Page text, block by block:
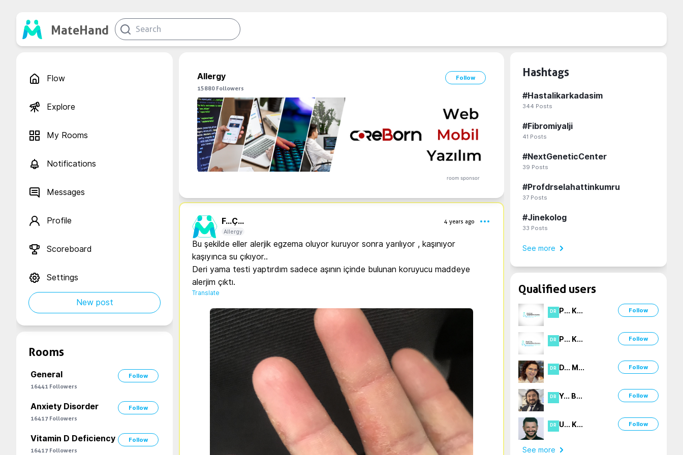
MateHand
Flow
Explore
My Rooms
Notifications
Messages
Profile
Scoreboard
Settings
New post
Rooms
General
Follow
16441 Followers
Anxiety Disorder
Follow
16417 Followers
Vitamin D Deficiency
Follow
16417 Followers
Allergy
Follow
15880 Followers
room sponsor
F...Ç...
4 years ago
Allergy
Bu şekilde eller alerjik egzema oluyor kuruyor sonra yarılıyor , kaşınıyor
kaşıyınca su çıkıyor..
Deri yama testi yaptırdım sadece aşının içinde bulunan koruyucu maddeye
Translate
Hashtags
#Hastalikarkadasim
344 Posts
#Fibromiyalji
41 Posts
#NextGeneticCenter
39 Posts
#Profdrselahattinkumru
37 Posts
#Jinekolog
33 Posts
See more
Qualified users
DR P... K... Follow
DR P... K... Follow
DR D... M... Follow
DR Y... B... Follow
DR U... K... Follow
See more